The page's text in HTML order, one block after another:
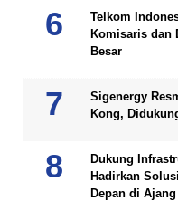
Telkom
Komisaris dan
Besar
Sigenergy
Kong,
Dukung
Hadirkan
Depan di